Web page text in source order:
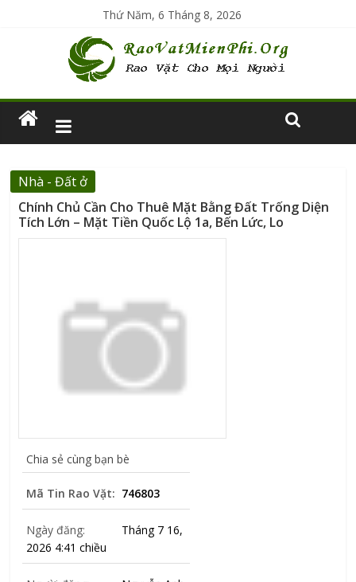
Thứ Năm, 6 Tháng 8, 2026
Nhà - Đất ở
Chính Chủ Cần Cho Thuê Mặt Bằng Đất Trống Diện
Tích Lớn – Mặt Tiền Quốc Lộ 1a, Bến Lức, Lo
Chia sẻ cùng bạn bè
Mã Tin Rao Vặt: 746803
Ngày đăng:
Tháng 7 16,
2026 4:41 chiều